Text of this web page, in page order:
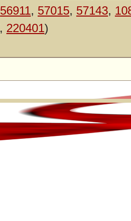
56911, 57015, 57143,
, 220401)